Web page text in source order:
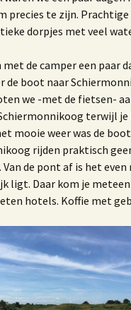
Het
boek
Het
ben
precies te zijn.
dorpjes met veel
de camper een paar
de boot naar
we -met de fietsen-
terwijl
mooie weer was de
rijden praktisch
Van de pont af is het
ligt. Daar kom je
hotels. Koffie met